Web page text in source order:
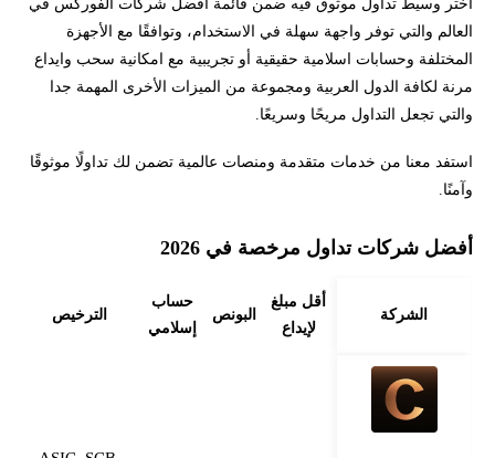
اختر وسيط تداول موثوق فيه ضمن قائمة أفضل شركات الفوركس في
العالم والتي توفر واجهة سهلة في الاستخدام، وتوافقًا مع الأجهزة
المختلفة وحسابات اسلامية حقيقية أو تجريبية مع امكانية سحب وايداع
مرنة لكافة الدول العربية ومجموعة من الميزات الأخرى المهمة جدا
والتي تجعل التداول مريحًا وسريعًا.
استفد معنا من خدمات متقدمة ومنصات عالمية تضمن لك تداولًا موثوقًا
وآمنًا.
أفضل شركات تداول مرخصة في 2026
الشركة
أقل مبلغ
لإيداع
البونص
حساب
إسلامي
الترخيص